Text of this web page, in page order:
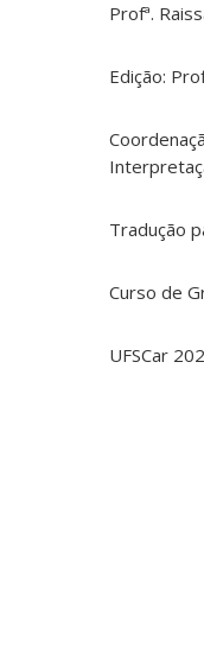
Profª.
Edição:
Tradução
Curso de
UFSCar